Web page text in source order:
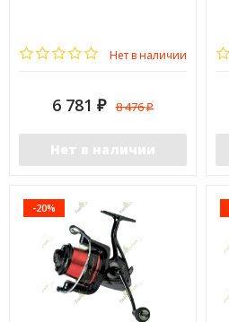
Нет в наличии
6 781 ₽ 8 476₽
Нет в наличии
-20%